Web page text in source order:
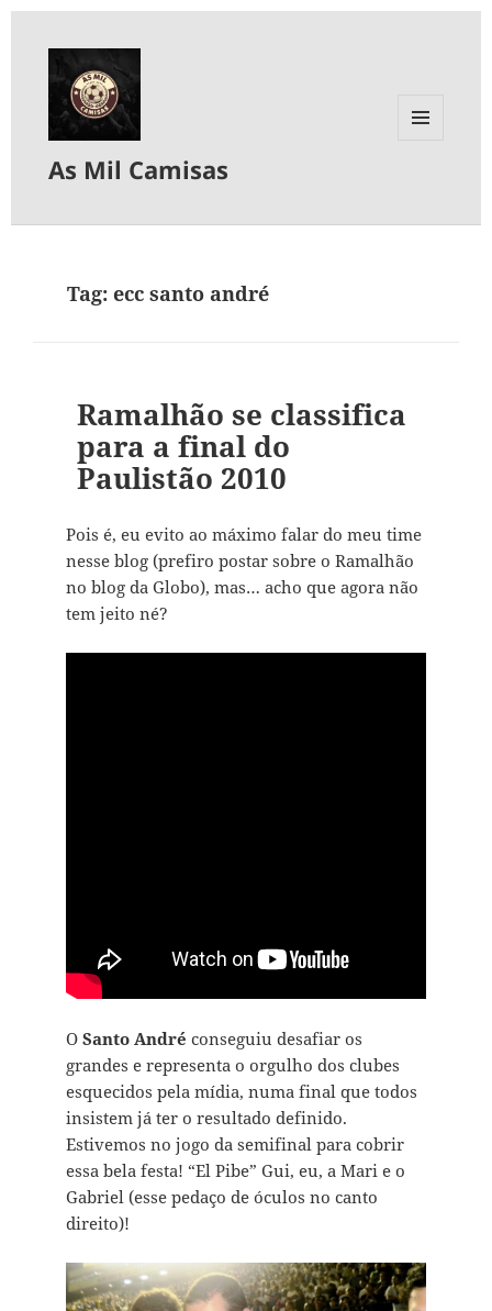
As Mil Camisas
Tag:ecc santo andré
Ramalhão se classifica
para a final do
Paulistão 2010
Pois é, eu evito ao máximo falar do meu time
nesse blog (prefiro postar sobre o Ramalhão
no blog da Globo), mas… acho que agora não
tem jeito né?
O Santo André conseguiu desafiar os
grandes e representa o orgulho dos clubes
esquecidos pela mídia, numa final que todos
insistem já ter o resultado definido.
Estivemos no jogo da semifinal para cobrir
essa bela festa! “El Pibe” Gui, eu, a Mari e o
Gabriel (esse pedaço de óculos no canto
direito)!